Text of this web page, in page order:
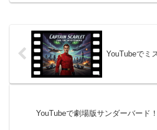
YouTubeでミ
YouTubeで劇場版サンダーバード！